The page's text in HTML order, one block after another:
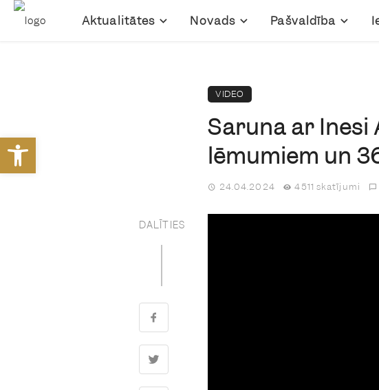
Open toolbar
Aktualitātes Novads Pašvaldība
VIDEO
Saruna ar Inesi
lēmumiem un
24.04.2024 4511 skatījumi
DALĪTIES